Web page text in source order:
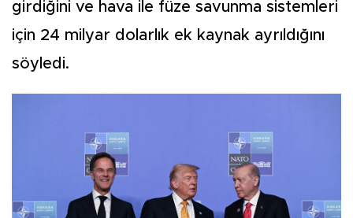
girdiğini ve hava ile füze savunma sistemleri
için 24 milyar dolarlık ek kaynak ayrıldığını
söyledi.